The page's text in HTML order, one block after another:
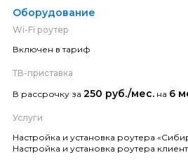
Оборудование
Wi-Fi роутер
Включен в тариф
ТВ-приставка
В рассрочку за 250 руб./мес. на 6
Услуги
Настройка и установка роутера
Настройка и установка роутера